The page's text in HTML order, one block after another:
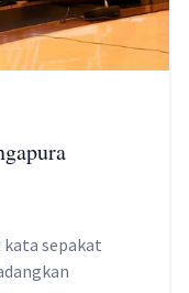
kata sepakat